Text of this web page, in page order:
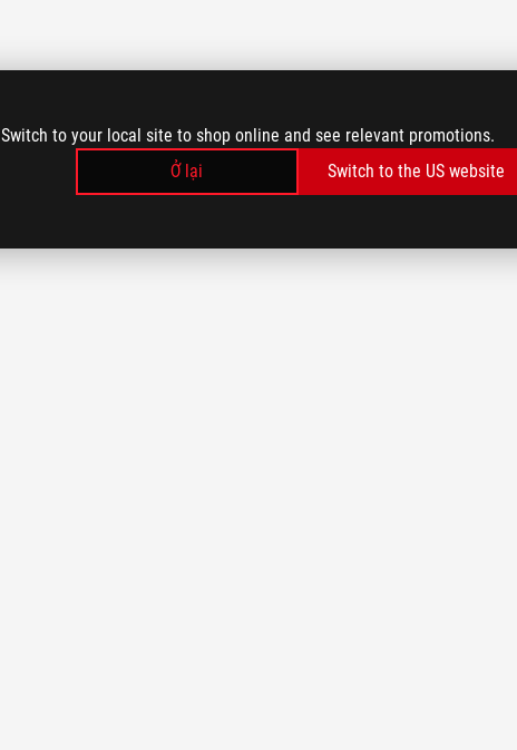
Switch to your local site to shop online and see relevant promotions.
Ở lại
Switch to the US website